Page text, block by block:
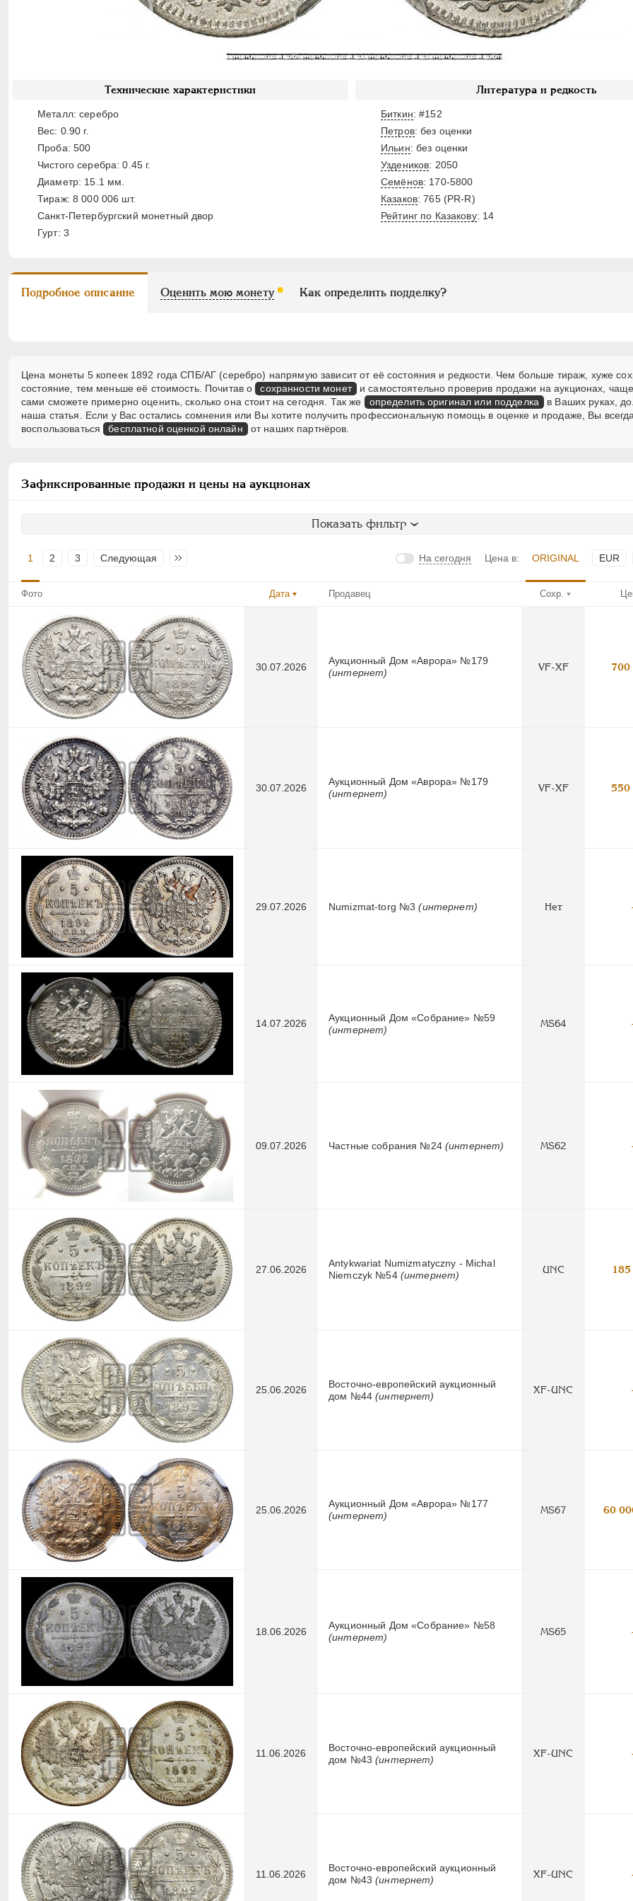
Технические характеристики
Металл: серебро
Вес: 0.90 г.
Проба: 500
Чистого серебра: 0.45 г.
Диаметр: 15.1 мм.
Тираж: 8 000 006 шт.
Санкт-Петербургский монетный двор
Гурт: 3
Литература и редкость
Биткин: #152
Петров: без оценки
Ильин: без оценки
Уздеников: 2050
Семёнов: 170-5800
Казаков: 765 (PR-R)
Рейтинг по Казакову: 14
Подробное описание Оценить мою монету Как определить подделку?
Цена монеты 5 копеек 1892 года СПБ/АГ (серебро) напрямую зависит от её состояния и редкости. Чем больше тираж, хуже
состояние, тем меньше её стоимость. Почитав о сохранности монет и самостоятельно проверив продажи на аукционах,
сами сможете примерно оценить, сколько она стоит на сегодня. Так же
определить оригинал или подделка
в Ваших руках,
наша статья. Если у Вас остались сомнения или Вы хотите получить профессиональную помощь в оценке и продаже, Вы
воспользоваться бесплатной оценкой онлайн от наших партнёров.
Зафиксированные продажи и цены на аукционах
Показать фильтр
1 2 3 Следующая Последняя На сегодня Цена в: ORIGINAL EUR
Фото Дата Продавец Сохр.
30.07.2026
Аукционный Дом «Аврора» №179
(интернет)
VF-XF 700
30.07.2026
Аукционный Дом «Аврора» №179
(интернет)
VF-XF 550
29.07.2026 Numizmat-torg №3(интернет) Нет
14.07.2026
Аукционный Дом «Собрание» №59
(интернет)
MS64
09.07.2026 Частные собрания №24 (интернет) MS62
27.06.2026
Antykwariat Numizmatyczny - Michal
Niemczyk №54 (интернет)
UNC 185
25.06.2026
Восточно-европейский аукционный
дом №44(интернет)
XF-UNC
25.06.2026
Аукционный Дом «Аврора» №177
(интернет)
MS67 60
18.06.2026
Аукционный Дом «Собрание» №58
(интернет)
MS65
11.06.2026
Восточно-европейский аукционный
дом №43(интернет)
XF-UNC
11.06.2026
Восточно-европейский аукционный
дом №43(интернет)
XF-UNC